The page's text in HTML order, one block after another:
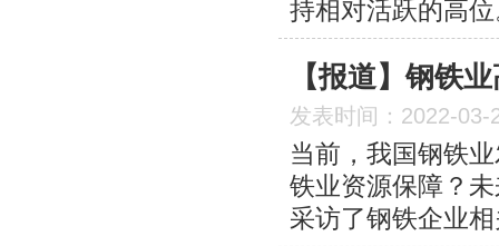
持相对活跃的高
【报道】钢铁
发表时间：2022-03-
当前，我国钢铁
铁业资源保障？
采访了钢铁企业